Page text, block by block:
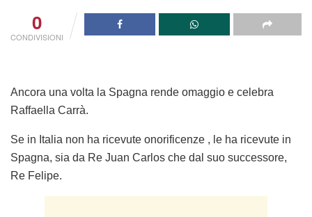
0
CONDIVISIONI
Ancora una volta la Spagna rende omaggio e celebra
Raffaella Carrà.
Se in Italia non ha ricevute onorificenze , le ha ricevute in
Spagna, sia da Re Juan Carlos che dal suo successore,
Re Felipe.